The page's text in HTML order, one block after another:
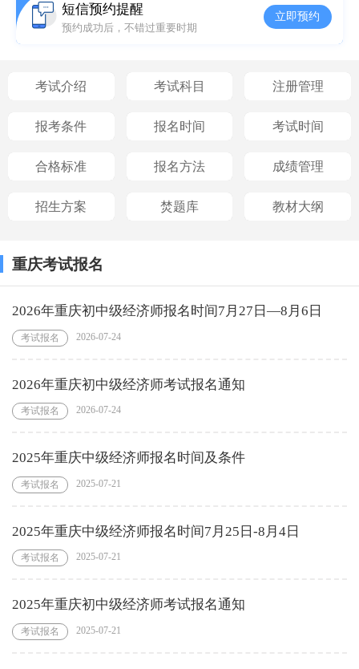
短信预约提醒
预约成功后，不错过重要时期
立即预约
考试介绍 考试科目 注册管理
报考条件 报名时间 考试时间
合格标准 报名方法 成绩管理
招生方案 焚题库 教材大纲
重庆考试报名
2026年重庆初中级经济师报名时间7月27日—8月6日
考试报名 2026-07-24
2026年重庆初中级经济师考试报名通知
考试报名 2026-07-24
2025年重庆中级经济师报名时间及条件
考试报名 2025-07-21
2025年重庆中级经济师报名时间7月25日-8月4日
考试报名 2025-07-21
2025年重庆初中级经济师考试报名通知
考试报名 2025-07-21